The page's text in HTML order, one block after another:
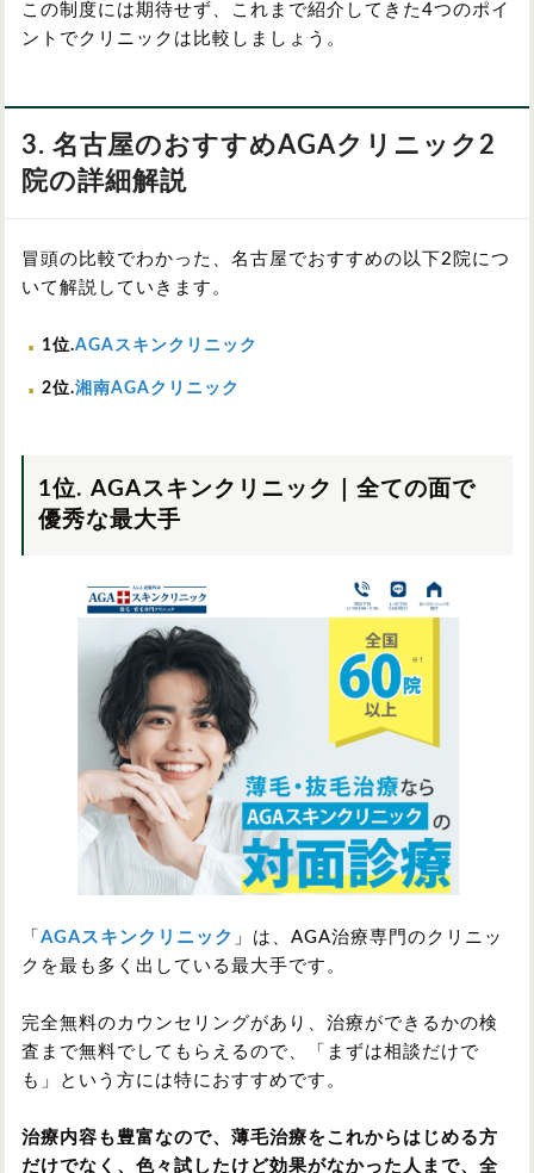
この制度には期待せず、これまで紹介してきた4つのポイ
ントでクリニックは比較しましょう。
3. 名古屋のおすすめAGAクリニック2
院の詳細解説
冒頭の比較でわかった、名古屋でおすすめの以下2院につ
いて解説していきます。
1位.AGAスキンクリニック
2位.湘南AGAクリニック
1位. AGAスキンクリニック｜全ての面で
優秀な最大手
「 AGAスキンクリニック 」は、AGA治療専門のクリニッ
クを最も多く出している最大手です。
完全無料のカウンセリングがあり、治療ができるかの検
査まで無料でしてもらえるので、「まずは相談だけで
も」という方には特におすすめです。
治療内容も豊富なので、薄毛治療をこれからはじめる方
だけでなく、色々試したけど効果がなかった人まで、全